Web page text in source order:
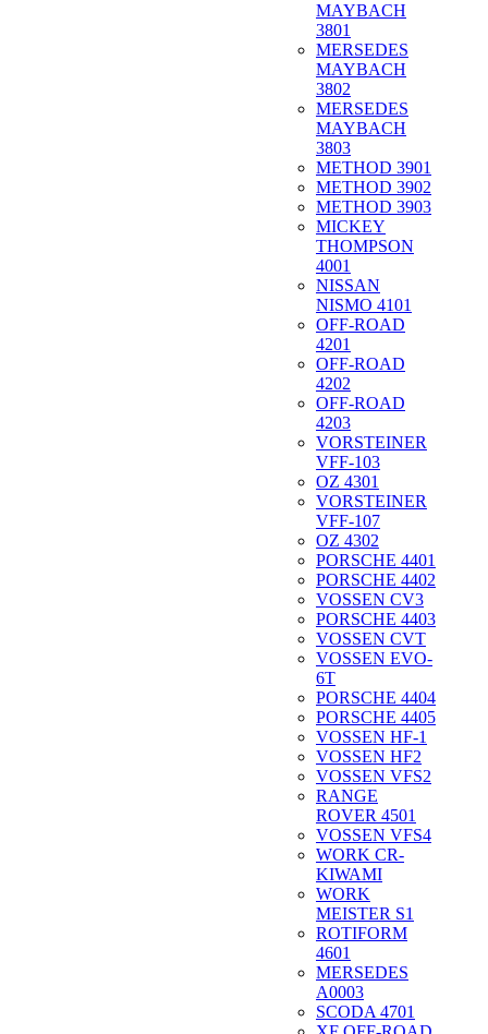
MAYBACH
3801
MERSEDES
MAYBACH
3802
MERSEDES
MAYBACH
3803
METHOD 3901
METHOD 3902
METHOD 3903
MICKEY
THOMPSON
4001
NISSAN
NISMO 4101
OFF-ROAD
4201
OFF-ROAD
4202
OFF-ROAD
4203
VORSTEINER
VFF-103
OZ 4301
VORSTEINER
VFF-107
OZ 4302
PORSCHE 4401
PORSCHE 4402
VOSSEN CV3
PORSCHE 4403
VOSSEN CVT
VOSSEN EVO-
6T
PORSCHE 4404
PORSCHE 4405
VOSSEN HF-1
VOSSEN HF2
VOSSEN VFS2
RANGE
ROVER 4501
VOSSEN VFS4
WORK CR-
KIWAMI
WORK
MEISTER S1
ROTIFORM
4601
MERSEDES
A0003
SCODA 4701